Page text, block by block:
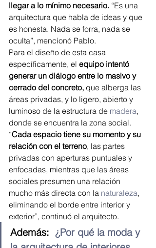
llegar a lo mínimo necesario. “Es una
arquitectura que habla de ideas y que
es honesta. Nada se forra, nada se
oculta”, mencionó Pablo.
Para el diseño de esta casa
específicamente, el equipo intentó
generar un diálogo entre lo masivo y
cerrado del concreto, que alberga las
áreas privadas, y lo ligero, abierto y
luminoso de la estructura de madera,
donde se encuentra la zona social.
“Cada espacio tiene su momento y su
relación con el terreno, las partes
privadas con aperturas puntuales y
enfocadas, mientras que las áreas
sociales presumen una relación
mucho más directa con la naturaleza,
eliminando el borde entre interior y
exterior”, continuó el arquitecto.
Además: ¿Por qué la moda y